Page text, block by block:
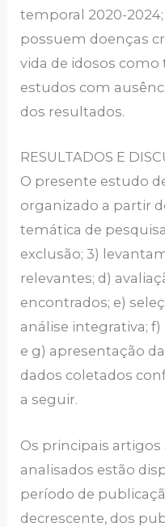
temporal 2020-
possuem doenças
vida de idosos
estudos com
dos resultados.
RESULTADOS E
O presente estudo
organizado a partir
temática de
exclusão; 3)
relevantes; d)
encontrados; e)
análise integrativa;
e g) apresentação
dados coletados
a seguir.
Os principais artigos
analisados estão
período de
decrescente, dos